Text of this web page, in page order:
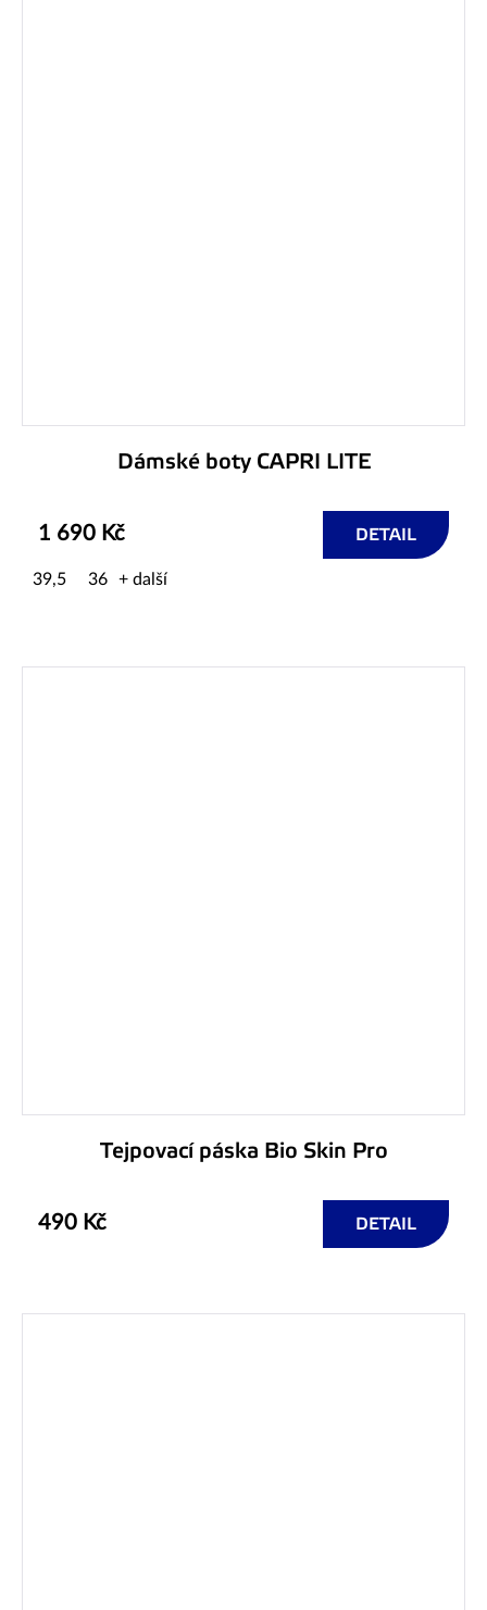
Dámské boty CAPRI LITE
1 690 Kč DETAIL
39,5 36 + další
Tejpovací páska Bio Skin Pro
490 Kč DETAIL